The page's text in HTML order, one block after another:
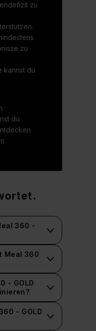
zu
zu
kannst du
du
360 -
Meal 360
- GOLD
- GOLD